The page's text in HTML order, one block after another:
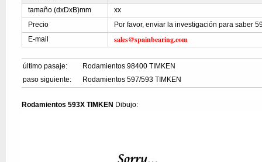
tamaño (dxDxB)mm
xx
Precio
Por favor, enviar la investigación para saber
E-mail
sales@spainbearing.com
último pasaje:
Rodamientos 98400 TIMKEN
paso siguiente:
Rodamientos 597/593 TIMKEN
Rodamientos 593X TIMKEN Dibujo: